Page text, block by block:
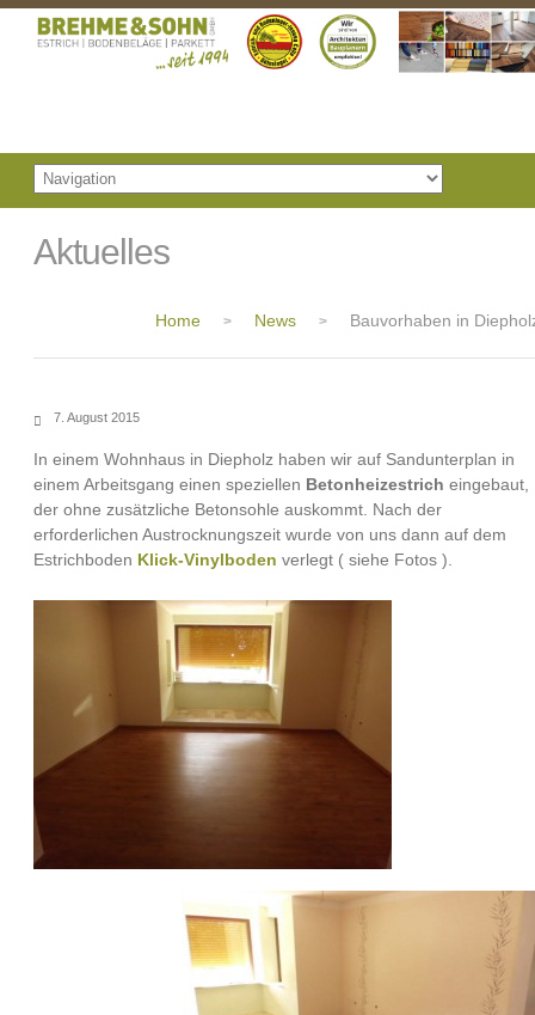
Aktuelles
Home > News > Bauvorhaben in
7. August 2015
In einem Wohnhaus in Diepholz haben wir auf Sandunterplan in
einem Arbeitsgang einen speziellen Betonheizestrich eingebaut,
der ohne zusätzliche Betonsohle auskommt. Nach der
erforderlichen Austrocknungszeit wurde von uns dann auf dem
Estrichboden Klick-Vinylboden verlegt ( siehe Fotos ).